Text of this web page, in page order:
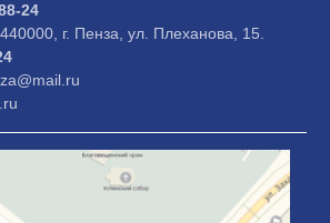
24
г. Пенза, ул. Плеханова, 15.